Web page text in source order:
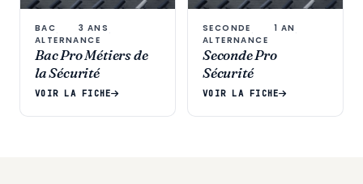
BAC· 3 ANS ·
ALTERNANCE
Bac Pro Métiers de
la Sécurité
VOIR LA FICHE
SECONDE · 1 AN·
ALTERNANCE
Seconde Pro
Sécurité
VOIR LA FICHE